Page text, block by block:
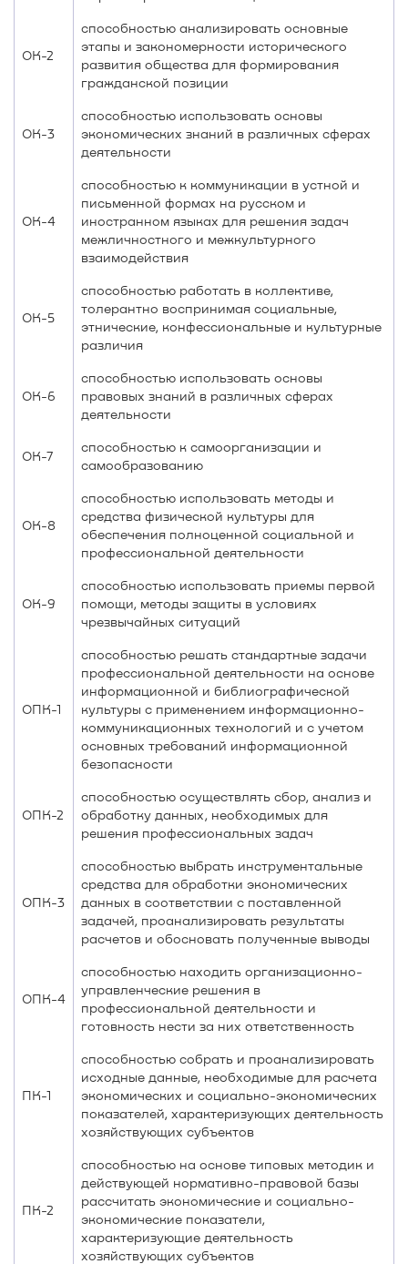
ОК-2
способностью анализировать основные
этапы и закономерности исторического
развития общества для формирования
гражданской позиции
ОК-3
способностью использовать основы
экономических знаний в различных сферах
деятельности
ОК-4
способностью к коммуникации в устной и
письменной формах на русском и
иностранном языках для решения задач
межличностного и межкультурного
взаимодействия
ОК-5
способностью работать в коллективе,
толерантно воспринимая социальные,
этнические, конфессиональные и культурные
различия
ОК-6
способностью использовать основы
правовых знаний в различных сферах
деятельности
ОК-7
способностью к самоорганизации и
самообразованию
ОК-8
способностью использовать методы и
средства физической культуры для
обеспечения полноценной социальной и
профессиональной деятельности
ОК-9
способностью использовать приемы первой
помощи, методы защиты в условиях
чрезвычайных ситуаций
ОПК-1
способностью решать стандартные задачи
профессиональной деятельности на основе
информационной и библиографической
культуры с применением информационно-
коммуникационных технологий и с учетом
основных требований информационной
безопасности
ОПК-2
способностью осуществлять сбор, анализ и
обработку данных, необходимых для
решения профессиональных задач
ОПК-3
способностью выбрать инструментальные
средства для обработки экономических
данных в соответствии с поставленной
задачей, проанализировать результаты
расчетов и обосновать полученные выводы
ОПК-4
способностью находить организационно-
управленческие решения в
профессиональной деятельности и
готовность нести за них ответственность
ПК-1
способностью собрать и проанализировать
исходные данные, необходимые для расчета
экономических и социально-экономических
показателей, характеризующих деятельность
хозяйствующих субъектов
ПК-2
способностью на основе типовых методик и
действующей нормативно-правовой базы
рассчитать экономические и социально-
экономические показатели,
характеризующие деятельность
хозяйствующих субъектов